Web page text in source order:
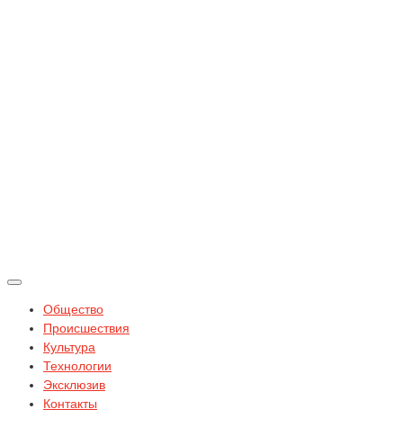
Общество
Происшествия
Культура
Технологии
Эксклюзив
Контакты